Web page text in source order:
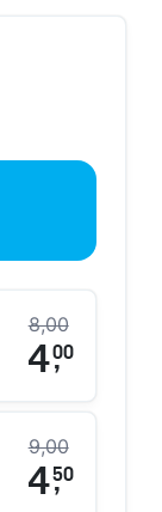
8,00
4,
00
9,00
4,
50